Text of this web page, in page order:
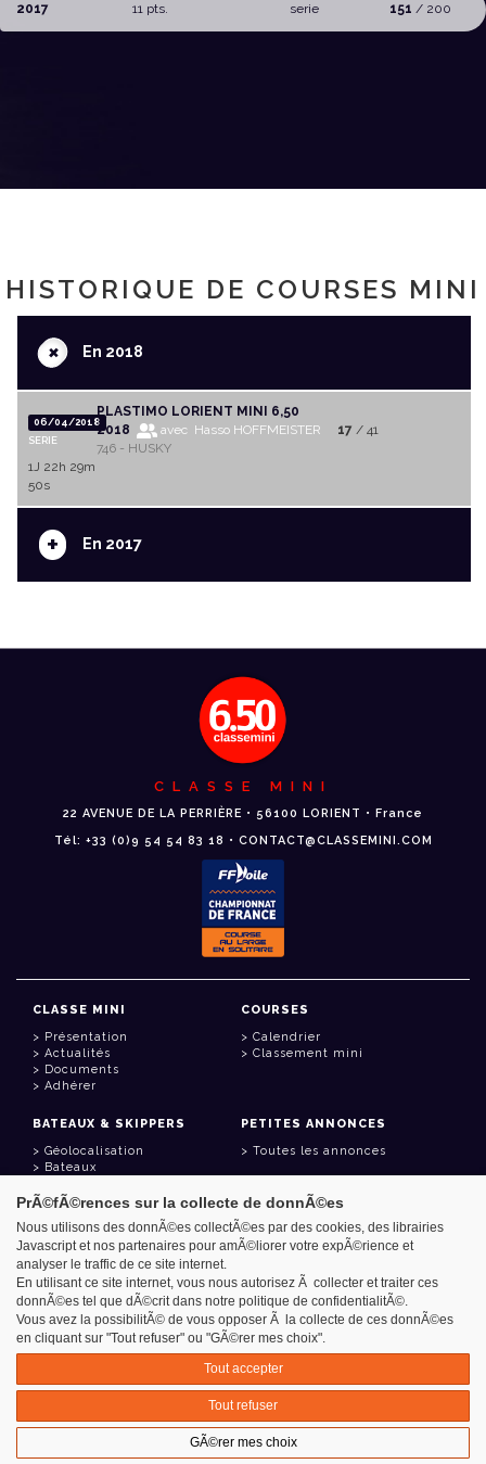
2017 11 pts. serie 151 / 200
HISTORIQUE DE COURSES MINI
+En 2018
06/04/2018
SERIE
PLASTIMO LORIENT MINI 6,50
2018
avec Hasso HOFFMEISTER
746 - HUSKY
17 / 41
1J 22h 29m
50s
+ En 2017
CLASSE MINI
22 AVENUE DE LA PERRIÈRE • 56100 LORIENT • France
Tél: +33 (0)9 54 54 83 18 • CONTACT@CLASSEMINI.COM
CLASSE MINI
Présentation
Actualités
Documents
Adhérer
COURSES
Calendrier
Classement mini
BATEAUX & SKIPPERS
Géolocalisation
Bateaux
PETITES ANNONCES
Toutes les annonces
LIENS UTILES
Espace adhérent
Contact
Carnet d'adresses
Goodies
Azimut - Créateur de solutions numériques
Mentions légales
PrÃ©fÃ©rences sur la collecte de donnÃ©es
Nous utilisons des donnÃ©es collectÃ©es par des cookies, des librairies
Javascript et nos partenaires pour amÃ©liorer votre expÃ©rience et
analyser le traffic de ce site internet.
En utilisant ce site internet, vous nous autorisez Ã collecter et traiter ces
donnÃ©es tel que dÃ©crit dans notre politique de confidentialitÃ©.
Vous avez la possibilitÃ© de vous opposer Ã la collecte de ces donnÃ©es
en cliquant sur "Tout refuser" ou "GÃ©rer mes choix".
Tout accepter
Tout refuser
GÃ©rer mes choix